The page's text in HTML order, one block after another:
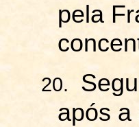
pela
20.
após a